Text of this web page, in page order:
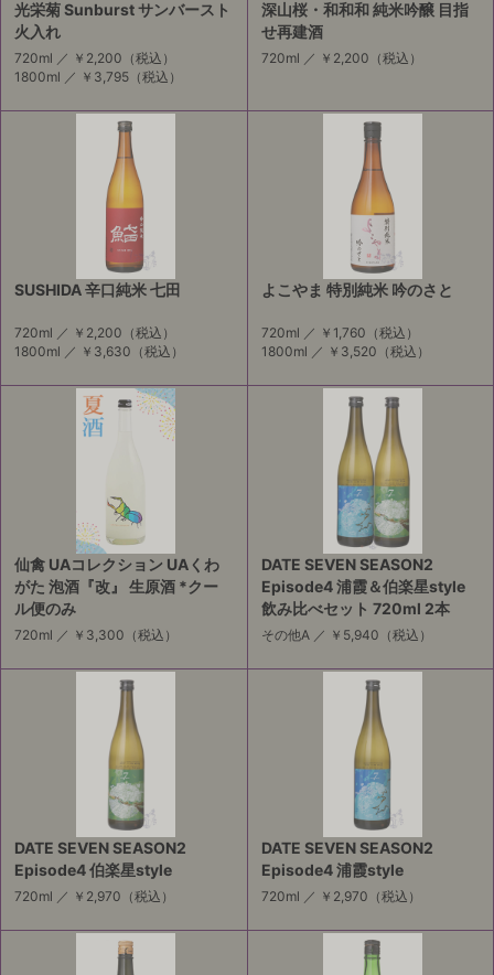
光栄菊 Sunburst サンバースト
火入れ
720ml ／ ￥2,200 （税込）
1800ml ／ ￥3,795 （税込）
深山桜・和和和 純米吟醸 目指
せ再建酒
720ml ／ ￥2,200 （税込）
SUSHIDA 辛口純米 七田
720ml ／ ￥2,200 （税込）
1800ml ／ ￥3,630 （税込）
よこやま 特別純米 吟のさと
720ml ／ ￥1,760 （税込）
1800ml ／ ￥3,520 （税込）
仙禽 UAコレクション UAくわ
がた 泡酒『改』 生原酒 *クー
ル便のみ
720ml ／ ￥3,300 （税込）
DATE SEVEN SEASON2
Episode4 浦霞＆伯楽星style
飲み比べセット 720ml 2本
その他A ／ ￥5,940 （税込）
DATE SEVEN SEASON2
Episode4 伯楽星style
720ml ／ ￥2,970 （税込）
DATE SEVEN SEASON2
Episode4 浦霞style
720ml ／ ￥2,970 （税込）